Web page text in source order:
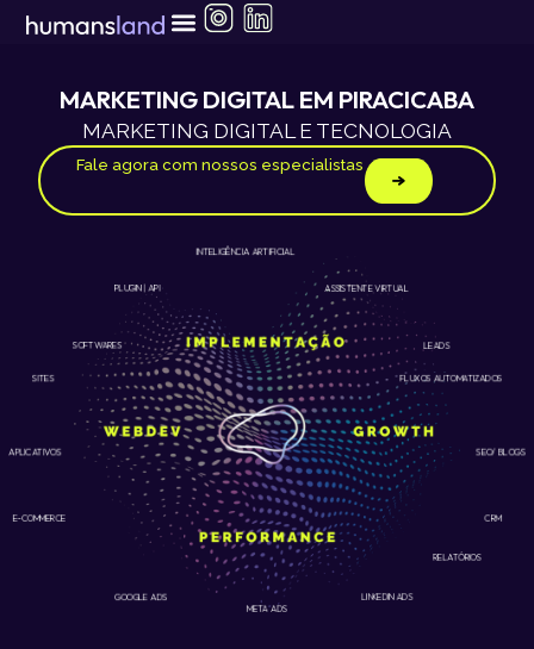
para
conteúdoMARKETING DIGITAL EM PIRACICABA
MARKETING DIGITAL E TECNOLOGIA
Fale agora com nossos especialistas
GOOGLE ADS LINKEDIN ADS
APLICATIVOS
SITES
E-COMMERCE
META ADS
CRM
RELATÓRIOS
SEO/ BLOGS
FLUXOS AUTOMATIZADOS
INTELIGÊNCIA ARTIFICIAL
PLUGIN | API
SOFTWARES
ASSISTENTE VIRTUAL
LEADS